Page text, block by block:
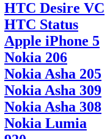
HTC Desire VC
HTC Status
Apple iPhone 5
Nokia 206
Nokia Asha 205
Nokia Asha 309
Nokia Asha 308
Nokia Lumia